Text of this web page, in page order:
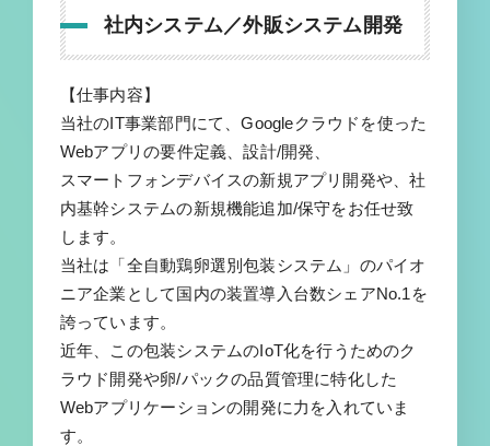
社内システム／外販システム開発
【仕事内容】
当社のIT事業部門にて、Googleクラウドを使った
Webアプリの要件定義、設計/開発、
スマートフォンデバイスの新規アプリ開発や、社
内基幹システムの新規機能追加/保守をお任せ致
します。
当社は「全自動鶏卵選別包装システム」のパイオ
ニア企業として国内の装置導入台数シェアNo.1を
誇っています。
近年、この包装システムのIoT化を行うためのク
ラウド開発や卵/パックの品質管理に特化した
Webアプリケーションの開発に力を入れていま
す。